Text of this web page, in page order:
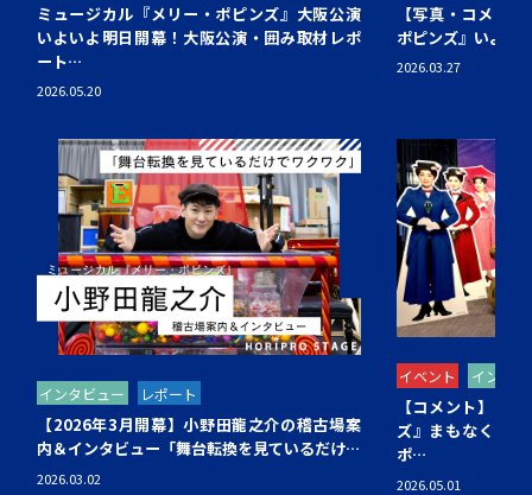
ミュージカル『メリー・ポピンズ』大阪公演
いよいよ明日開幕！大阪公演・囲み取材レポ
ート…
2026.05.20
【写真・コメン
ポピンズ』いよい
2026.03.27
インタビュー レポート
【2026年3月開幕】小野田龍之介の稽古場案
内＆インタビュー「舞台転換を見ているだけ…
2026.03.02
イベント インタ
【コメント】ミ
ズ』まもなく日
ポ…
2026.05.01